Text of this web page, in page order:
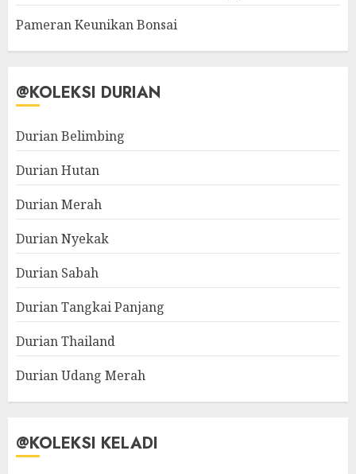
Pameran Keunikan Bonsai
@KOLEKSI DURIAN
Durian Belimbing
Durian Hutan
Durian Merah
Durian Nyekak
Durian Sabah
Durian Tangkai Panjang
Durian Thailand
Durian Udang Merah
@KOLEKSI KELADI